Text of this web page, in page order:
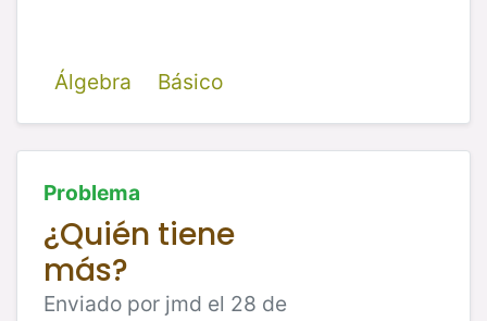
Álgebra Básico
Problema
¿Quién tiene
más?
Enviado por jmd el 28 de